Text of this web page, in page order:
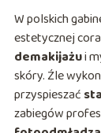
W polskich
estetycznej
demakijażui
skóry. Źle
przyspieszać
zabiegów